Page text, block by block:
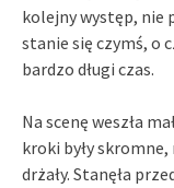
kolejny występ, nie
stanie się czymś, o
bardzo długi czas.
Na scenę weszła
kroki były
drżały. Stanęła